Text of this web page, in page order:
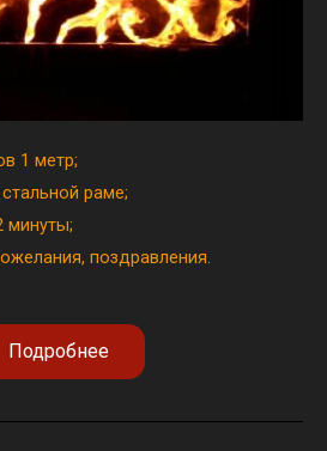
1 метр;
раме;
минуты;
поздравления.
Подробнее